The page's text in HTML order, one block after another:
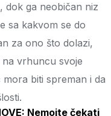
dok ga neobičan niz
sa kakvom se do
za ono što dolazi,
na vrhuncu svoje
biti spreman i da
Nemojte čekati